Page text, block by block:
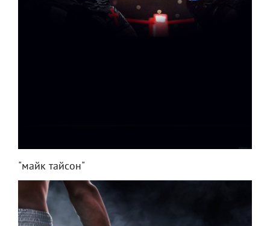
"майк тайсон"